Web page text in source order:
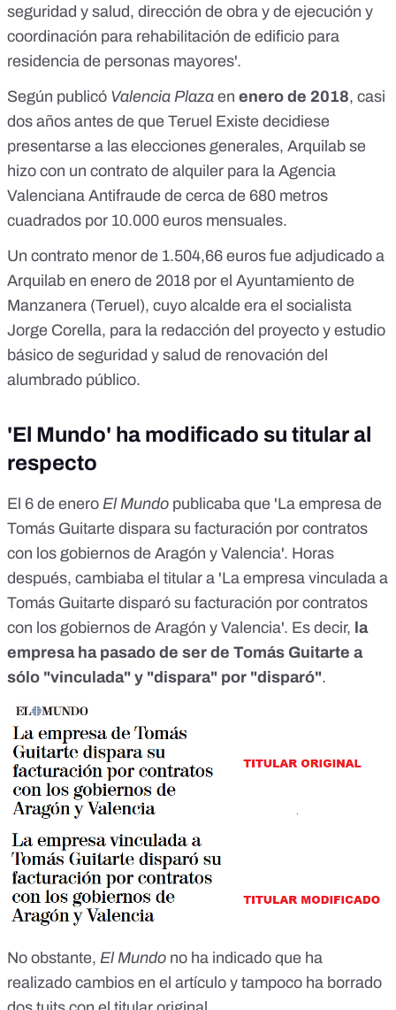
seguridad y salud, dirección de obra y de ejecución y
coordinación para rehabilitación de edificio para
residencia de personas mayores'.
Según publicó Valencia Plaza en enero de 2018, casi
dos años antes de que Teruel Existe decidiese
presentarse a las elecciones generales, Arquilab se
hizo con un contrato de alquiler para la Agencia
Valenciana Antifraude de cerca de 680 metros
cuadrados por 10.000 euros mensuales.
Un contrato menor de 1.504,66 euros fue adjudicado a
Arquilab en enero de 2018 por el Ayuntamiento de
Manzanera (Teruel), cuyo alcalde era el socialista
Jorge Corella, para la redacción del proyecto y estudio
básico de seguridad y salud de renovación del
alumbrado público.
'El Mundo' ha modificado su titular al
respecto
El 6 de enero El Mundo publicaba que 'La empresa de
Tomás Guitarte dispara su facturación por contratos
con los gobiernos de Aragón y Valencia'. Horas
después, cambiaba el titular a 'La empresa vinculada a
Tomás Guitarte disparó su facturación por contratos
con los gobiernos de Aragón y Valencia'. Es decir, la
empresa ha pasado de ser de Tomás Guitarte a
sólo "vinculada" y "dispara" por "disparó".
No obstante, El Mundo no ha indicado que ha
realizado cambios en el artículo y tampoco ha borrado